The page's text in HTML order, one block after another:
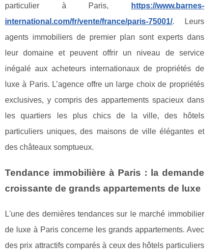
particulier à Paris,
https://www.barnes-
international.com/fr/vente/france/paris-75001/. Leurs
agents immobiliers de premier plan sont experts dans
leur domaine et peuvent offrir un niveau de service
inégalé aux acheteurs internationaux de propriétés de
luxe à Paris. L’agence offre un large choix de propriétés
exclusives, y compris des appartements spacieux dans
les quartiers les plus chics de la ville, des hôtels
particuliers uniques, des maisons de ville élégantes et
des châteaux somptueux.
Tendance immobilière à Paris : la demande
croissante de grands appartements de luxe
L'une des dernières tendances sur le marché immobilier
de luxe à Paris concerne les grands appartements. Avec
des prix attractifs comparés à ceux des hôtels particuliers